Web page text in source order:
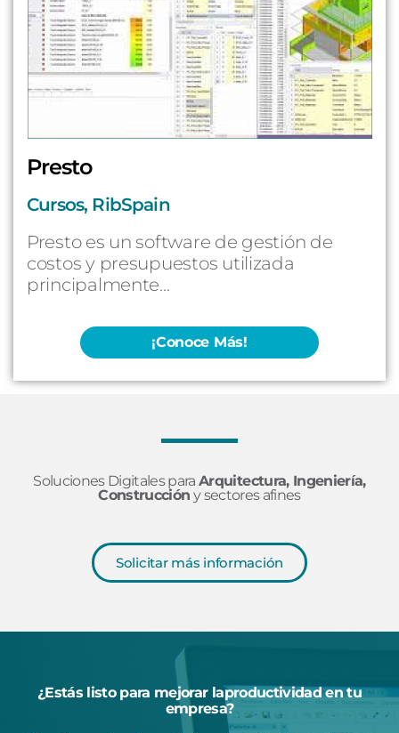
Presto
Cursos, RibSpain
Presto es un software de gestión de
costos y presupuestos utilizada
principalmente...
¡Conoce Más!
Soluciones Digitales paraArquitectura, Ingeniería,
Construcción y sectores afines
Solicitar más información
¿Estás listo para mejorar laproductividad en tu
empresa?